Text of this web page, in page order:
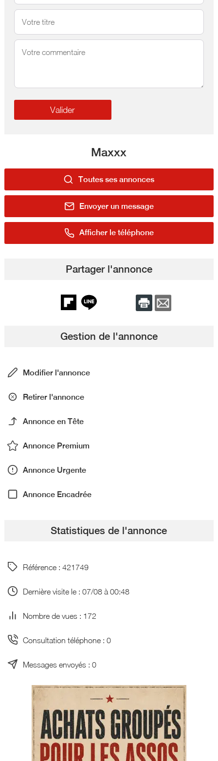
Maxxx
Toutes ses annonces
Envoyer un message
Afficher le téléphone
Partager l'annonce
Gestion de l'annonce
Modifier l'annonce
Retirer l'annonce
Annonce en Tête
Annonce Premium
Annonce Urgente
Annonce Encadrée
Statistiques de l'annonce
Référence : 421749
Dernière visite le : 07/08 à 00:48
Nombre de vues : 172
Consultation téléphone : 0
Messages envoyés : 0